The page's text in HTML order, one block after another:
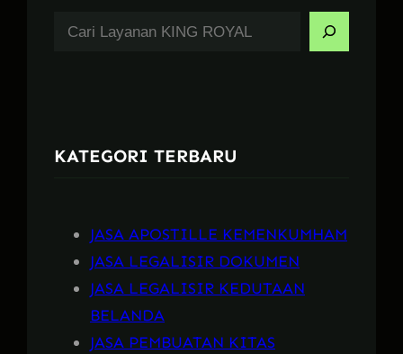
h
KATEGORI TERBARU
JASA APOSTILLE KEMENKUMHAM
JASA LEGALISIR DOKUMEN
JASA LEGALISIR KEDUTAAN
BELANDA
JASA PEMBUATAN KITAS